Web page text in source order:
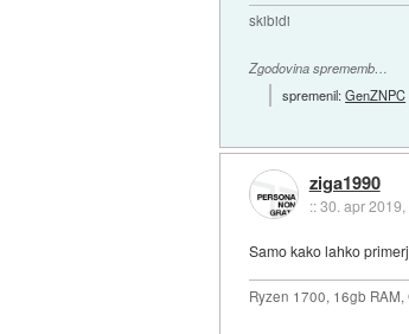
skibidi
Zgodovina sprememb…
spremenil:GenZNPC
ziga1990
::30. apr
Samo kako lahko
Ryzen 1700, 16gb